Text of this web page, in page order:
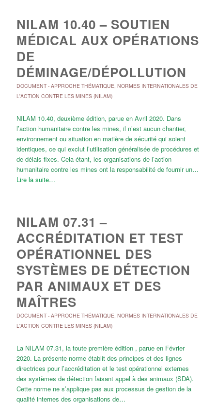
NILAM 10.40 – SOUTIEN
MÉDICAL AUX OPÉRATIONS
DE
DÉMINAGE/DÉPOLLUTION
DOCUMENT- APPROCHE THÉMATIQUE, NORMES INTERNATIONALES DE
L'ACTION CONTRE LES MINES (NILAM)
NILAM 10.40, deuxième édition, parue en Avril 2020. Dans
l’action humanitaire contre les mines, il n’est aucun chantier,
environnement ou situation en matière de sécurité qui soient
identiques, ce qui exclut l’utilisation généralisée de procédures et
de délais fixes. Cela étant, les organisations de l’action
humanitaire contre les mines ont la responsabilité de fournir un…
Lire la suite…
NILAM 07.31 –
ACCRÉDITATION ET TEST
OPÉRATIONNEL DES
SYSTÈMES DE DÉTECTION
PAR ANIMAUX ET DES
MAÎTRES
DOCUMENT- APPROCHE THÉMATIQUE, NORMES INTERNATIONALES DE
L'ACTION CONTRE LES MINES (NILAM)
La NILAM 07.31, la toute première édition , parue en Février
2020. La présente norme établit des principes et des lignes
directrices pour l’accréditation et le test opérationnel externes
des systèmes de détection faisant appel à des animaux (SDA).
Cette norme ne s’applique pas aux processus de gestion de la
qualité internes des organisations de…